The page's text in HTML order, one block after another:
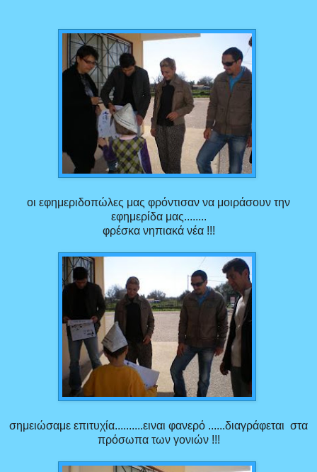
οι εφημεριδοπώλες μας φρόντισαν να μοιράσουν την
εφημερίδα μας........
φρέσκα νηπιακά νέα !!!
σημειώσαμε επιτυχία..........ειναι φανερό ......διαγράφεται στα
πρόσωπα των γονιών !!!